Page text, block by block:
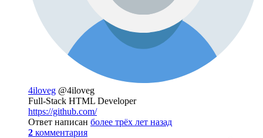
4iloveg @4iloveg
Full-Stack HTML Developer
https://github.com/
Ответ написан более трёх лет назад
2 комментария